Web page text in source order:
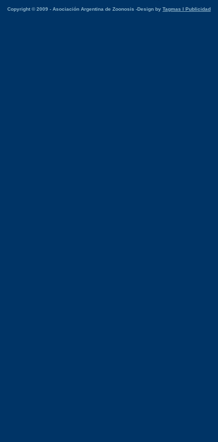
Copyright © 2009 - Asociación Argentina de Zoonosis -Design by Tagmas l Publicidad